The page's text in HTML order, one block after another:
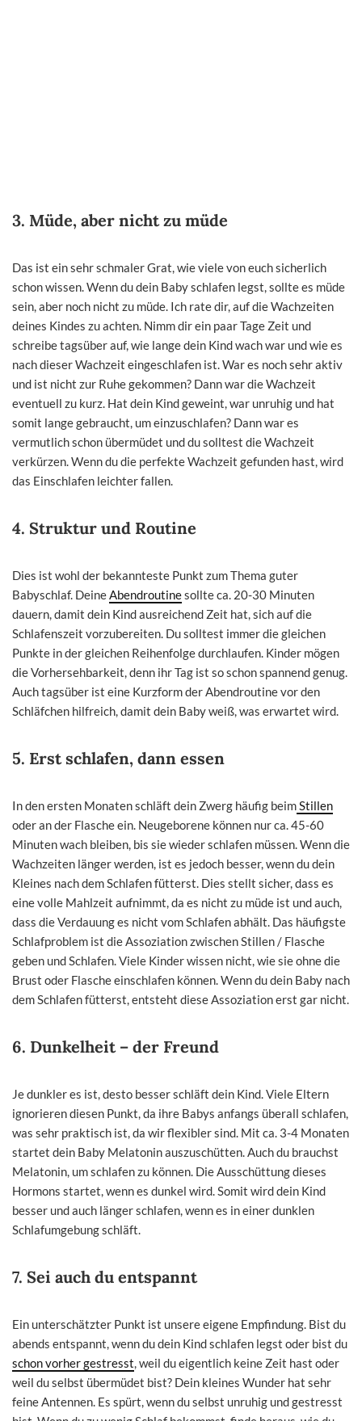
3. Müde, aber nicht zu müde
Das ist ein sehr schmaler Grat, wie viele von euch sicherlich
schon wissen. Wenn du dein Baby schlafen legst, sollte es müde
sein, aber noch nicht zu müde. Ich rate dir, auf die Wachzeiten
deines Kindes zu achten. Nimm dir ein paar Tage Zeit und
schreibe tagsüber auf, wie lange dein Kind wach war und wie es
nach dieser Wachzeit eingeschlafen ist. War es noch sehr aktiv
und ist nicht zur Ruhe gekommen? Dann war die Wachzeit
eventuell zu kurz. Hat dein Kind geweint, war unruhig und hat
somit lange gebraucht, um einzuschlafen? Dann war es
vermutlich schon übermüdet und du solltest die Wachzeit
verkürzen. Wenn du die perfekte Wachzeit gefunden hast, wird
das Einschlafen leichter fallen.
4. Struktur und Routine
Dies ist wohl der bekannteste Punkt zum Thema guter
Babyschlaf. DeineAbendroutinesollte ca. 20-30 Minuten
dauern, damit dein Kind ausreichend Zeit hat, sich auf die
Schlafenszeit vorzubereiten. Du solltest immer die gleichen
Punkte in der gleichen Reihenfolge durchlaufen. Kinder mögen
die Vorhersehbarkeit, denn ihr Tag ist so schon spannend genug.
Auch tagsüber ist eine Kurzform der Abendroutine vor den
Schläfchen hilfreich, damit dein Baby weiß, was erwartet wird.
5. Erst schlafen, dann essen
In den ersten Monaten schläft dein Zwerg häufig beimStillen
oder an der Flasche ein. Neugeborene können nur ca. 45-60
Minuten wach bleiben, bis sie wieder schlafen müssen. Wenn die
Wachzeiten länger werden, ist es jedoch besser, wenn du dein
Kleines nach dem Schlafen fütterst. Dies stellt sicher, dass es
eine volle Mahlzeit aufnimmt, da es nicht zu müde ist und auch,
dass die Verdauung es nicht vom Schlafen abhält. Das häufigste
Schlafproblem ist die Assoziation zwischen Stillen / Flasche
geben und Schlafen. Viele Kinder wissen nicht, wie sie ohne die
Brust oder Flasche einschlafen können. Wenn du dein Baby nach
dem Schlafen fütterst, entsteht diese Assoziation erst gar nicht.
6. Dunkelheit – der Freund
Je dunkler es ist, desto besser schläft dein Kind. Viele Eltern
ignorieren diesen Punkt, da ihre Babys anfangs überall schlafen,
was sehr praktisch ist, da wir flexibler sind. Mit ca. 3-4 Monaten
startet dein Baby Melatonin auszuschütten. Auch du brauchst
Melatonin, um schlafen zu können. Die Ausschüttung dieses
Hormons startet, wenn es dunkel wird. Somit wird dein Kind
besser und auch länger schlafen, wenn es in einer dunklen
Schlafumgebung schläft.
7. Sei auch du entspannt
Ein unterschätzter Punkt ist unsere eigene Empfindung. Bist du
abends entspannt, wenn du dein Kind schlafen legst oder bist du
schon vorher gestresst, weil du eigentlich keine Zeit hast oder
weil du selbst übermüdet bist? Dein kleines Wunder hat sehr
feine Antennen. Es spürt, wenn du selbst unruhig und gestresst